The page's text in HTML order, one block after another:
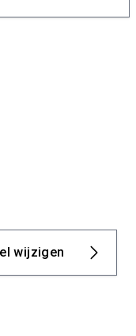
wijzigen